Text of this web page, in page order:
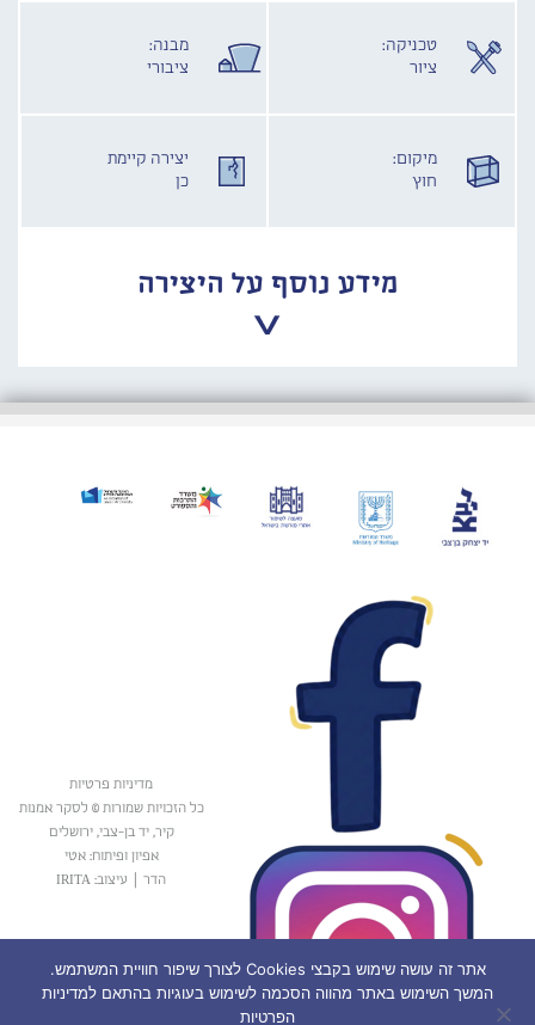
טכניקה:
ציור
מבנה:
ציבורי
מיקום:
חוץ
יצירה קיימת
כן
מידע נוסף על היצירה
מדיניות פרטיות
כל הזכויות שמורות © לסקר אמנות
קיר, יד בן-צבי, ירושלים
אפיון ופיתוח: אטי
הדר
עיצוב: IRITA
אתר זה עושה שימוש בקבצי Cookies לצורך שיפור חוויית המשתמש.
המשך השימוש באתר מהווה הסכמה לשימוש בעוגיות בהתאם למדיניות
הפרטיות